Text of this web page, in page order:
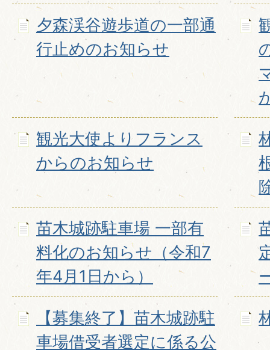
夕森渓谷遊歩道の一部通
行止めのお知らせ
観光大使よりフランス
からのお知らせ
苗木城跡駐車場 一部有
料化のお知らせ（令和7
年4月1日から）
【募集終了】苗木城跡駐
車場借受者選定に係る公